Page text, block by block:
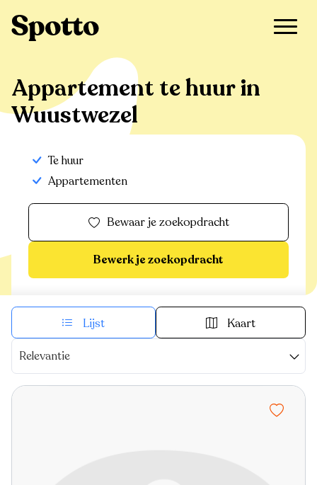
Wuustwezel
Appartement te huur in
Wuustwezel
Te huur
Appartementen
Bewaar je zoekopdracht
Bewerk je zoekopdracht
Lijst Kaart
Relevantie